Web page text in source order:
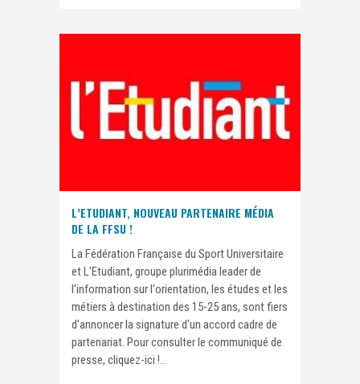
L’ETUDIANT, NOUVEAU PARTENAIRE MÉDIA
DE LA FFSU !
La Fédération Française du Sport Universitaire
et L'Etudiant, groupe plurimédia leader de
l'information sur l'orientation, les études et les
métiers à destination des 15-25 ans, sont fiers
d'annoncer la signature d'un accord cadre de
partenariat. Pour consulter le communiqué de
presse, cliquez-ici !...